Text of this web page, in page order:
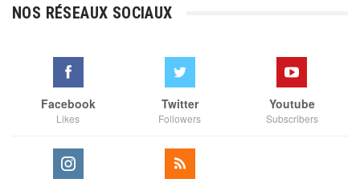
à
NOS RÉSEAUX SOCIAUX
Facebook
Likes
Twitter
Followers
Youtube
Subscribers